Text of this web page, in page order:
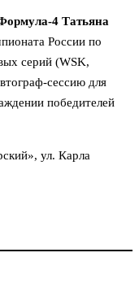
4 Татьяна
России по
серий (WSK,
сессию для
победителей
ул. Карла